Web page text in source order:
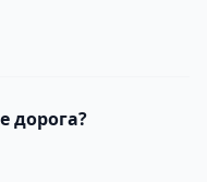
дорога?